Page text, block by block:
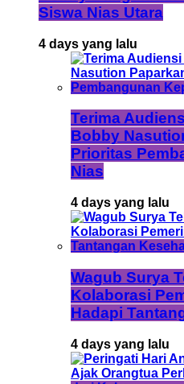
Siswa Nias Utara
4 days yang lalu
Terima
Bobby
Prioritas
Nias
4 days yang lalu
Wagub Surya
Kolaborasi
Hadapi
4 days yang lalu